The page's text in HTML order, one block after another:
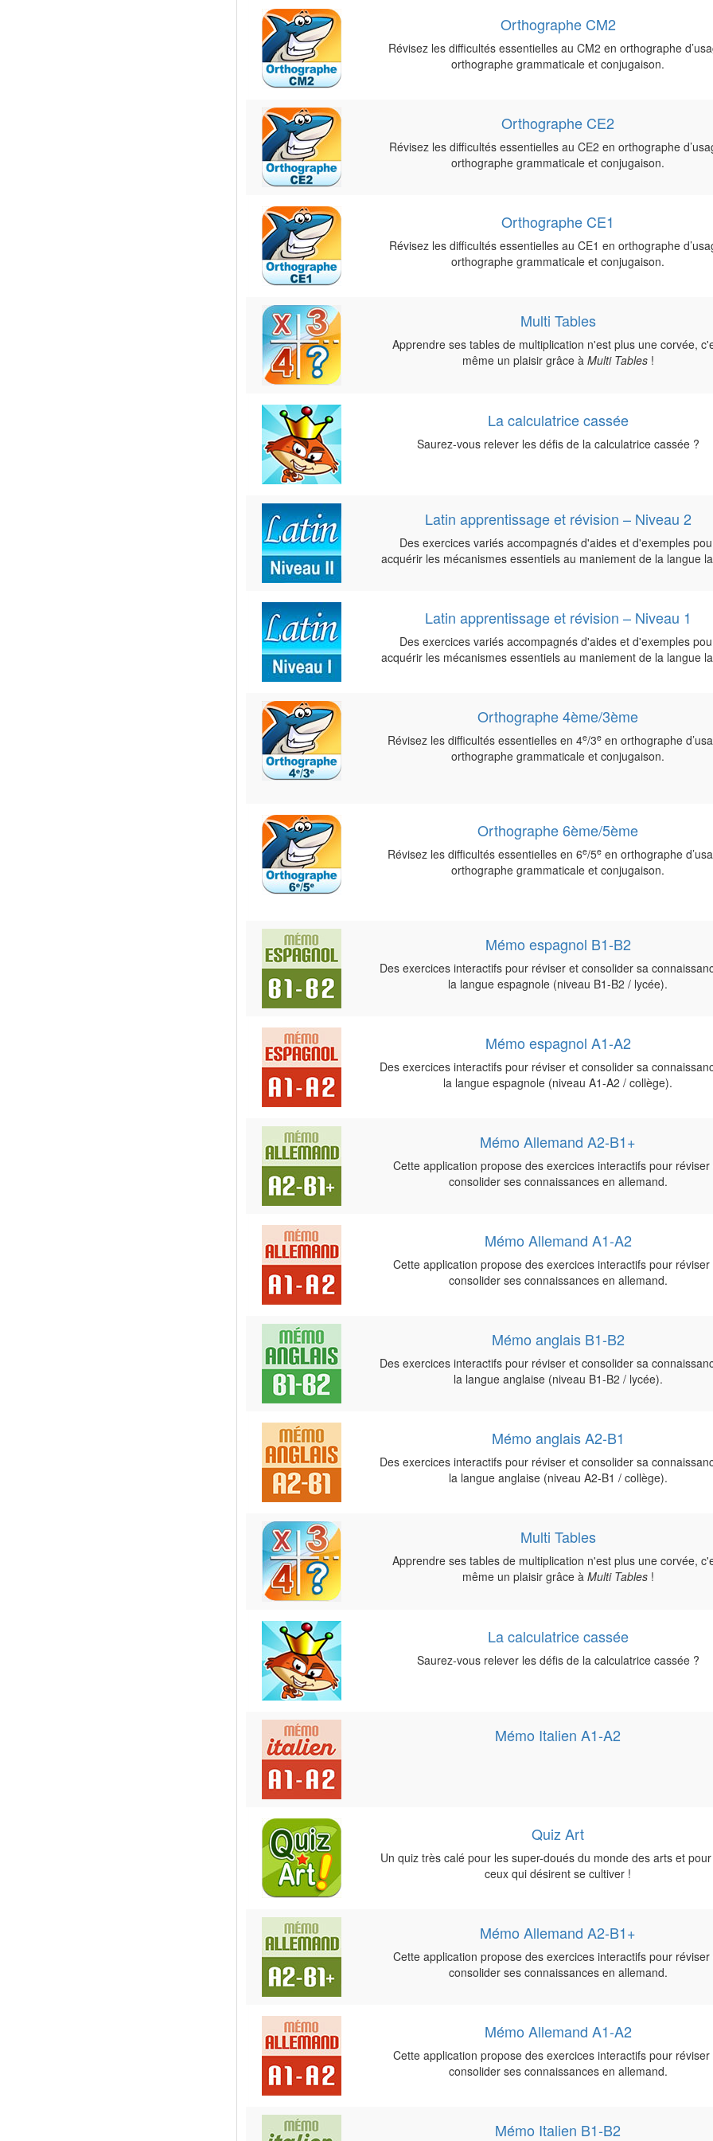
Orthographe CM2
Révisez les difficultés essentielles au CM2 en orthographe
orthographe grammaticale et conjugaison.
Orthographe CE2
Révisez les difficultés essentielles au CE2 en orthographe
orthographe grammaticale et conjugaison.
Orthographe CE1
Révisez les difficultés essentielles au CE1 en orthographe
orthographe grammaticale et conjugaison.
Multi Tables
Apprendre ses tables de multiplication n'est plus une corvée,
même un plaisir grâce à Multi Tables!
La calculatrice cassée
Saurez-vous relever les défis de la calculatrice cassée ?
Latin apprentissage et révision – Niveau 2
Des exercices variés accompagnés d'aides et d'exemples
acquérir les mécanismes essentiels au maniement de la langue
Latin apprentissage et révision – Niveau 1
Des exercices variés accompagnés d'aides et d'exemples
acquérir les mécanismes essentiels au maniement de la langue
Orthographe 4ème/3ème
Révisez les difficultés essentielles en 4e/3een orthographe
orthographe grammaticale et conjugaison.
Orthographe 6ème/5ème
Révisez les difficultés essentielles en 6e/5een orthographe
orthographe grammaticale et conjugaison.
Mémo espagnol B1-B2
Des exercices interactifs pour réviser et consolider sa
la langue espagnole (niveau B1-B2 / lycée).
Mémo espagnol A1-A2
Des exercices interactifs pour réviser et consolider sa
la langue espagnole (niveau A1-A2 / collège).
Mémo Allemand A2-B1+
Cette application propose des exercices interactifs pour réviser
consolider ses connaissances en allemand.
Mémo Allemand A1-A2
Cette application propose des exercices interactifs pour réviser
consolider ses connaissances en allemand.
Mémo anglais B1-B2
Des exercices interactifs pour réviser et consolider sa
la langue anglaise (niveau B1-B2 / lycée).
Mémo anglais A2-B1
Des exercices interactifs pour réviser et consolider sa
la langue anglaise (niveau A2-B1 / collège).
Multi Tables
Apprendre ses tables de multiplication n'est plus une corvée,
même un plaisir grâce à Multi Tables!
La calculatrice cassée
Saurez-vous relever les défis de la calculatrice cassée ?
Mémo Italien A1-A2
Quiz Art
Un quiz très calé pour les super-doués du monde des arts et
ceux qui désirent se cultiver !
Mémo Allemand A2-B1+
Cette application propose des exercices interactifs pour réviser
consolider ses connaissances en allemand.
Mémo Allemand A1-A2
Cette application propose des exercices interactifs pour réviser
consolider ses connaissances en allemand.
Mémo Italien B1-B2